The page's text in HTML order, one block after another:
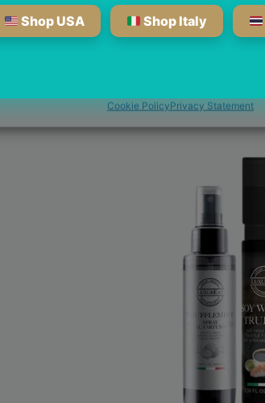
services
Cookie PolicyPrivacy Statement
Shop USA Shop Italy